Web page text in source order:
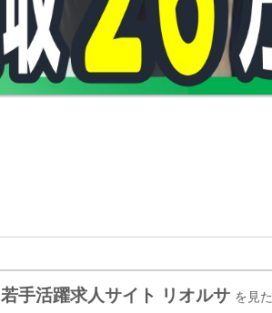
若手活躍求人サイト リオルサ を見た